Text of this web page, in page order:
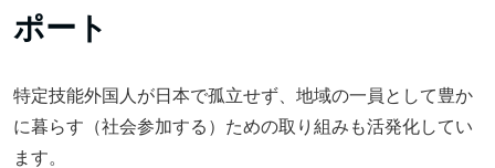
ポート
特定技能外国人が日本で孤立せず、地域の一員として豊か
に暮らす（社会参加する）ための取り組みも活発化してい
ます。